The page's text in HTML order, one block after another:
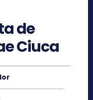
de
Ciuca